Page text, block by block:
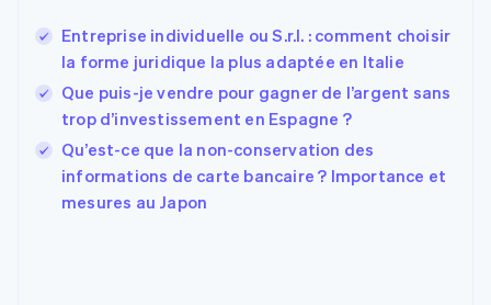
Entreprise individuelle ou S.r.l. : comment choisir
la forme juridique la plus adaptée en Italie
Que puis-je vendre pour gagner de l’argent sans
trop d’investissement en Espagne ?
Qu’est-ce que la non-conservation des
informations de carte bancaire ? Importance et
mesures au Japon
EnglishEspañol简体中文
Finlande
English Svenska
France
Français English
Gibraltar
English
Grèce